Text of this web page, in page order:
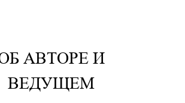
АВТОРЕ И
ВЕДУЩЕМ